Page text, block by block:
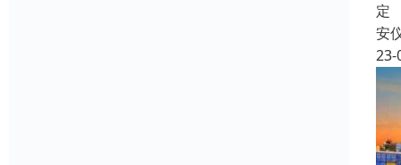
定
安
23-